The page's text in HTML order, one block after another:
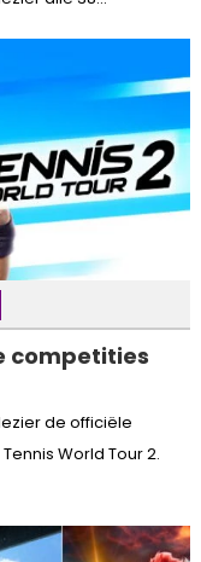
competities
de officiële
World Tour 2.